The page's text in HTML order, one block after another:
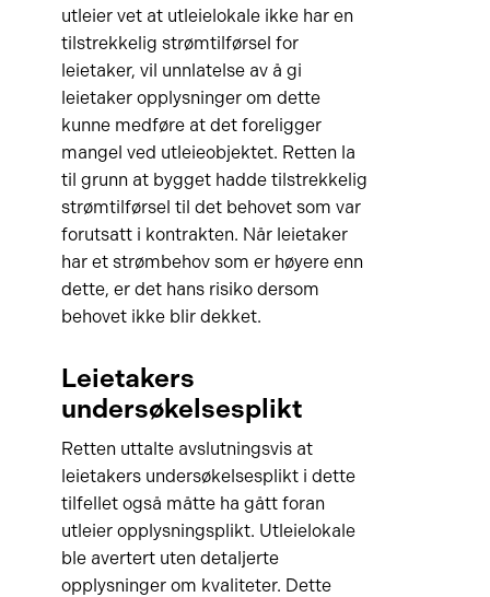
utleier vet at utleielokale ikke har en
tilstrekkelig strømtilførsel for
leietaker, vil unnlatelse av å gi
leietaker opplysninger om dette
kunne medføre at det foreligger
mangel ved utleieobjektet. Retten la
til grunn at bygget hadde tilstrekkelig
strømtilførsel til det behovet som var
forutsatt i kontrakten. Når leietaker
har et strømbehov som er høyere enn
dette, er det hans risiko dersom
behovet ikke blir dekket.
Leietakers
undersøkelsesplikt
Retten uttalte avslutningsvis at
leietakers undersøkelsesplikt i dette
tilfellet også måtte ha gått foran
utleier opplysningsplikt. Utleielokale
ble avertert uten detaljerte
opplysninger om kvaliteter. Dette